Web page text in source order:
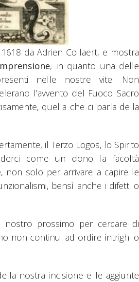
da Adrien Collaert, e mostra
, in quanto una delle
nelle nostre vite. Non
l’avvento del Fuoco Sacro
quella che ci parla della
il Terzo Logos, lo Spirito
come un dono la facoltà
non solo per arrivare a capire le
bensì anche i difetti o
nostro prossimo per cercare di
non continui ad ordire intrighi o
nostra incisione e le aggiunte